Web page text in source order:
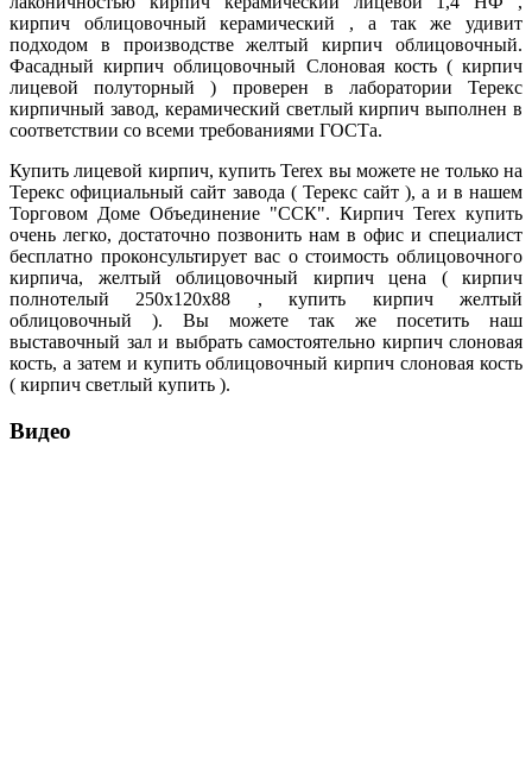
кирпич облицовочный керамический , а так же удивит
подходом в производстве желтый кирпич облицовочный.
Фасадный кирпич облицовочный Слоновая кость ( кирпич
лицевой полуторный ) проверен в лаборатории Терекс
кирпичный завод, керамический светлый кирпич выполнен в
соответствии со всеми требованиями ГОСТа.
Купить лицевой кирпич, купить Terex вы можете не только на
Терекс официальный сайт завода ( Терекс сайт ), а и в нашем
Торговом Доме Объединение "ССК". Кирпич Terex купить
очень легко, достаточно позвонить нам в офис и специалист
бесплатно проконсультирует вас о стоимость облицовочного
кирпича, желтый облицовочный кирпич цена ( кирпич
полнотелый 250х120х88 , купить кирпич желтый
облицовочный ). Вы можете так же посетить наш
выставочный зал и выбрать самостоятельно кирпич слоновая
кость, а затем и купить облицовочный кирпич слоновая кость
( кирпич светлый купить ).
Видео